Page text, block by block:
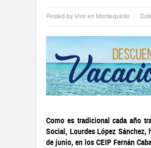
Posted by Vivir en Montequinto
Como es tradicional cada año
Social, Lourdes López Sánchez,
de junio, en los CEIP Fernán